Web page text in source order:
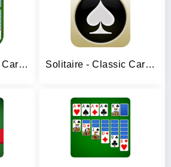
Solitaire - Classic Card Games Solitaire - Classic Card Games